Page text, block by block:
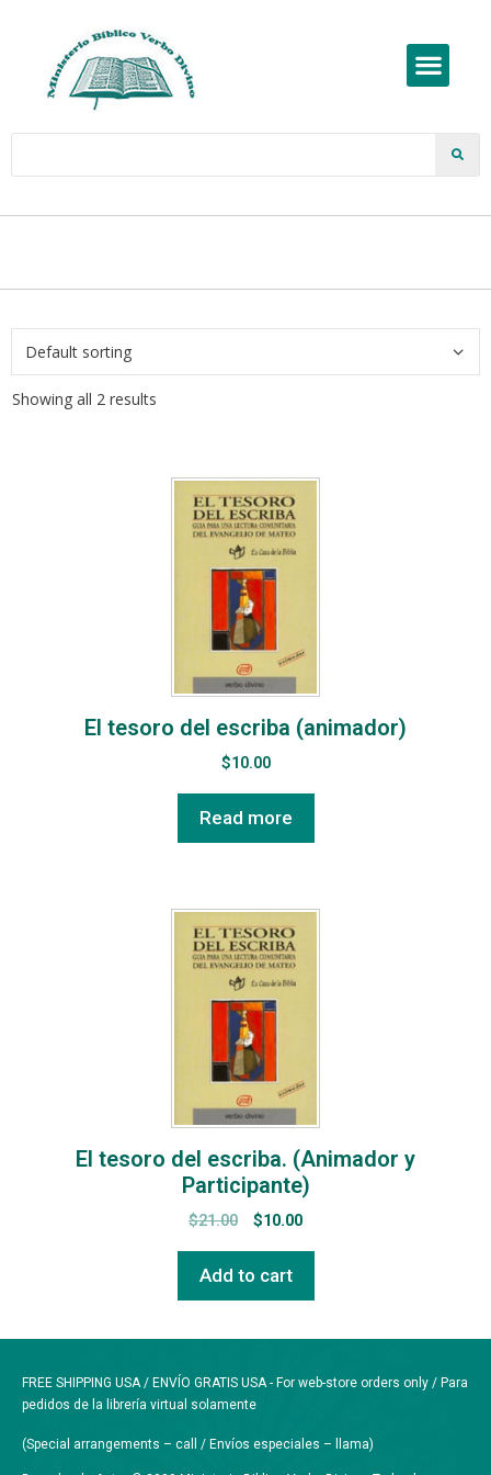
Showing all 2 results
El tesoro del escriba (animador)
$10.00
Read more
El tesoro del escriba. (Animador y
Participante)
$21.00 $10.00
Add to cart
FREE SHIPPING USA / ENVÍO GRATIS USA - For web-store orders only / Para
pedidos de la librería virtual solamente
(Special arrangements – call / Envíos especiales – llama)